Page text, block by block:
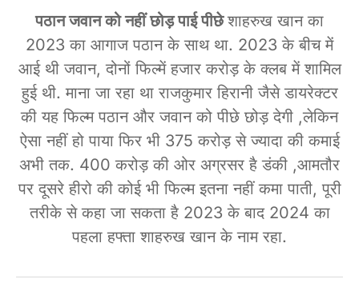
पठान जवान को नहीं छोड़ पाई पीछेशाहरुख खान का
2023 का आगाज पठान के साथ था. 2023 के बीच में
आई थी जवान, दोनों फिल्में हजार करोड़ के क्लब में शामिल
हुई थी. माना जा रहा था राजकुमार हिरानी जैसे डायरेक्टर
की यह फिल्म पठान और जवान को पीछे छोड़ देगी ,लेकिन
ऐसा नहीं हो पाया फिर भी 375 करोड़ से ज्यादा की कमाई
अभी तक. 400 करोड़ की ओर अग्रसर है डंकी ,आमतौर
पर दूसरे हीरो की कोई भी फिल्म इतना नहीं कमा पाती, पूरी
तरीके से कहा जा सकता है 2023 के बाद 2024 का
पहला हफ्ता शाहरुख खान के नाम रहा.